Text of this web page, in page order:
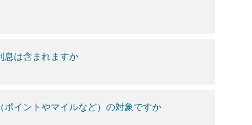
息は含まれますか
イントやマイルなど）の対象ですか